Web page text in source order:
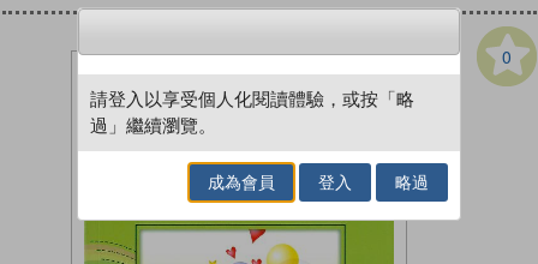
0
請登入以享受個人化閱讀體驗，或按「略
過」繼續瀏覽。
成為會員 登入 略過